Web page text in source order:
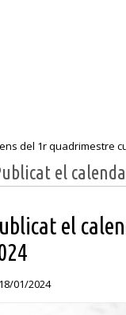
del 1r quadrimestre
el
el
18/01/2024